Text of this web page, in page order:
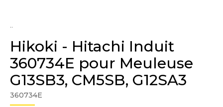
..
Hikoki - Hitachi Induit
360734E pour Meuleuse
G13SB3, CM5SB, G12SA3
360734E